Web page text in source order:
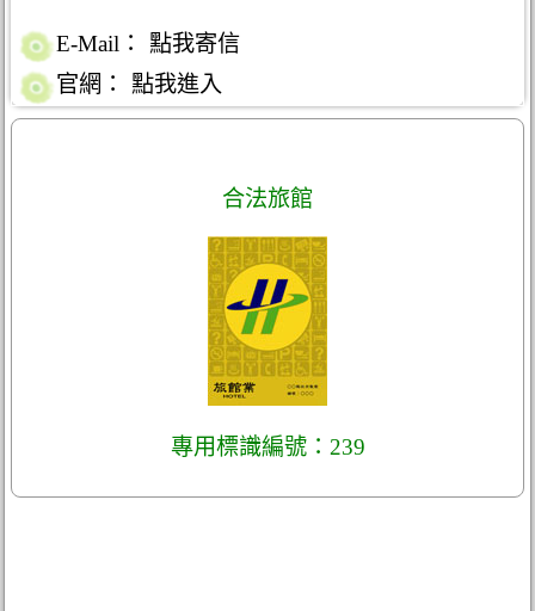
E-Mail：
點我寄信
官網：
點我進入
合法旅館
專用標識編號：239